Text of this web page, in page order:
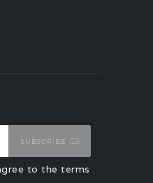
SUBSCRIBE
to the terms